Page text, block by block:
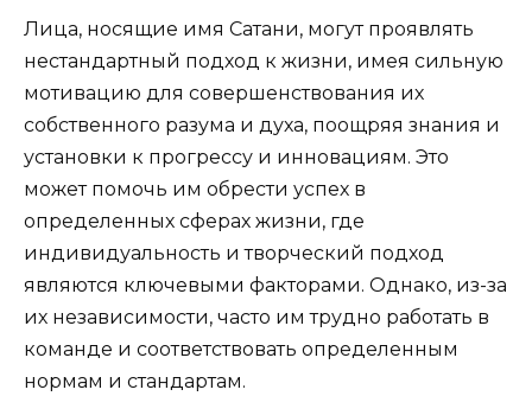
Лица, носящие имя Сатани, могут проявлять
нестандартный подход к жизни, имея сильную
мотивацию для совершенствования их
собственного разума и духа, поощряя знания и
установки к прогрессу и инновациям. Это
может помочь им обрести успех в
определенных сферах жизни, где
индивидуальность и творческий подход
являются ключевыми факторами. Однако, из-за
их независимости, часто им трудно работать в
команде и соответствовать определенным
нормам и стандартам.